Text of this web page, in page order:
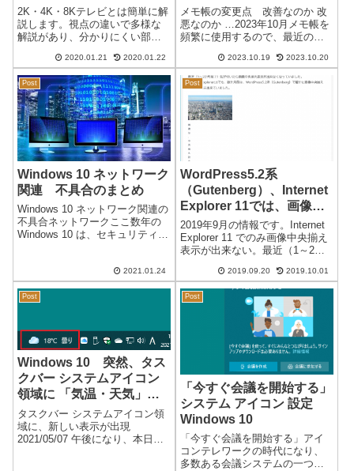
2K・4K・8Kテレビとは簡単に解
説します。視点の違いで多様な
解説があり、分かりにくい部分
のテレビを重点に解説したいと
思っています。4K・8Kとは？画
面の解像度のことを表現してい
ます。結局、画面の細かさ（鮮
明さ）...
2020.01.21 2020.01.22
メモ帳の変更点 改善なのか 改
悪なのか …2023年10月メモ帳を
頻繁に使用するので、最近の変
らいものになっています。設定
変更で元の仕様に戻せるのです
が、メモ帳本来の「シンプルで
手軽に使用できる」という観点
から方...
2023.10.19 2023.10.20
Post
Windows 10 ネットワーク
関連 不具合のまとめ
Windows 10 ネットワーク関連の
不具合ネットワークここ数年の
Windows 10 は、セキュリティー
す。Windows 7 や Windows 10
初期までは、正常に動作し...
2021.01.24
Post
WordPress5.2系
（Gutenberg）、Internet
Explorer 11では、画像中
央揃え表示が出来なくなっ
た
2019年9月の情報です。Internet
Explorer 11 でのみ画像中央揃え
表示が出来ない。最近（1～2か
揃え表示が出来なくなっていま
した。Internet Explorer11でも、
数か月前は、Wor...
2019.09.20 2019.10.01
Post
Windows 10 突然、タス
クバー システムアイコン
領域に 「気温・天気」が
表示される 「ニュースと
関心事項」
タスクバー システムアイコン領
域に、新しい表示が出現
2021/05/07 午後になり、本日で
Post
「今すぐ会議を開始する」
システム アイコン 設定
Windows 10
「今すぐ会議を開始する」アイ
コンテレワークの時代になり、
多数ある会議システムの一つに